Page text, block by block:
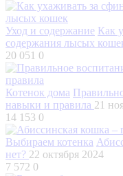
Уход и содержание Как
содержания лысых
20 051 0
Котенок дома
навыки и правила 21
14 153 0
Выбираем котенка
нет? 22 октября 2024
7 572 0